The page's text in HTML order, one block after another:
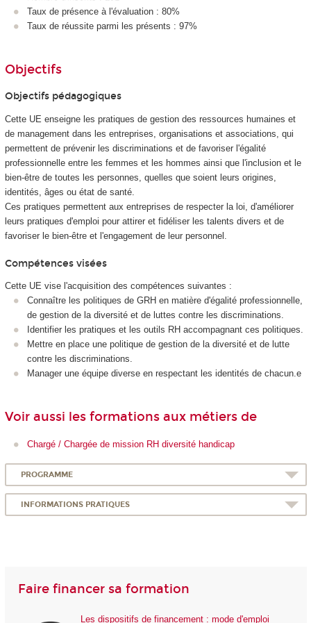
Taux de présence à l'évaluation : 80%
Taux de réussite parmi les présents : 97%
Objectifs
Objectifs pédagogiques
Cette UE enseigne les pratiques de gestion des ressources humaines et
de management dans les entreprises, organisations et associations, qui
permettent de prévenir les discriminations et de favoriser l'égalité
professionnelle entre les femmes et les hommes ainsi que l'inclusion et le
bien-être de toutes les personnes, quelles que soient leurs origines,
identités, âges ou état de santé.
Ces pratiques permettent aux entreprises de respecter la loi, d'améliorer
leurs pratiques d'emploi pour attirer et fidéliser les talents divers et de
favoriser le bien-être et l'engagement de leur personnel.
Compétences visées
Cette UE vise l'acquisition des compétences suivantes :
Connaître les politiques de GRH en matière d'égalité professionnelle,
de gestion de la diversité et de luttes contre les discriminations.
Identifier les pratiques et les outils RH accompagnant ces politiques.
Mettre en place une politique de gestion de la diversité et de lutte
contre les discriminations.
Manager une équipe diverse en respectant les identités de chacun.e
Voir aussi les formations aux métiers de
Chargé / Chargée de mission RH diversité handicap
PROGRAMME
INFORMATIONS PRATIQUES
Faire financer sa formation
Les dispositifs de financement : mode d'emploi